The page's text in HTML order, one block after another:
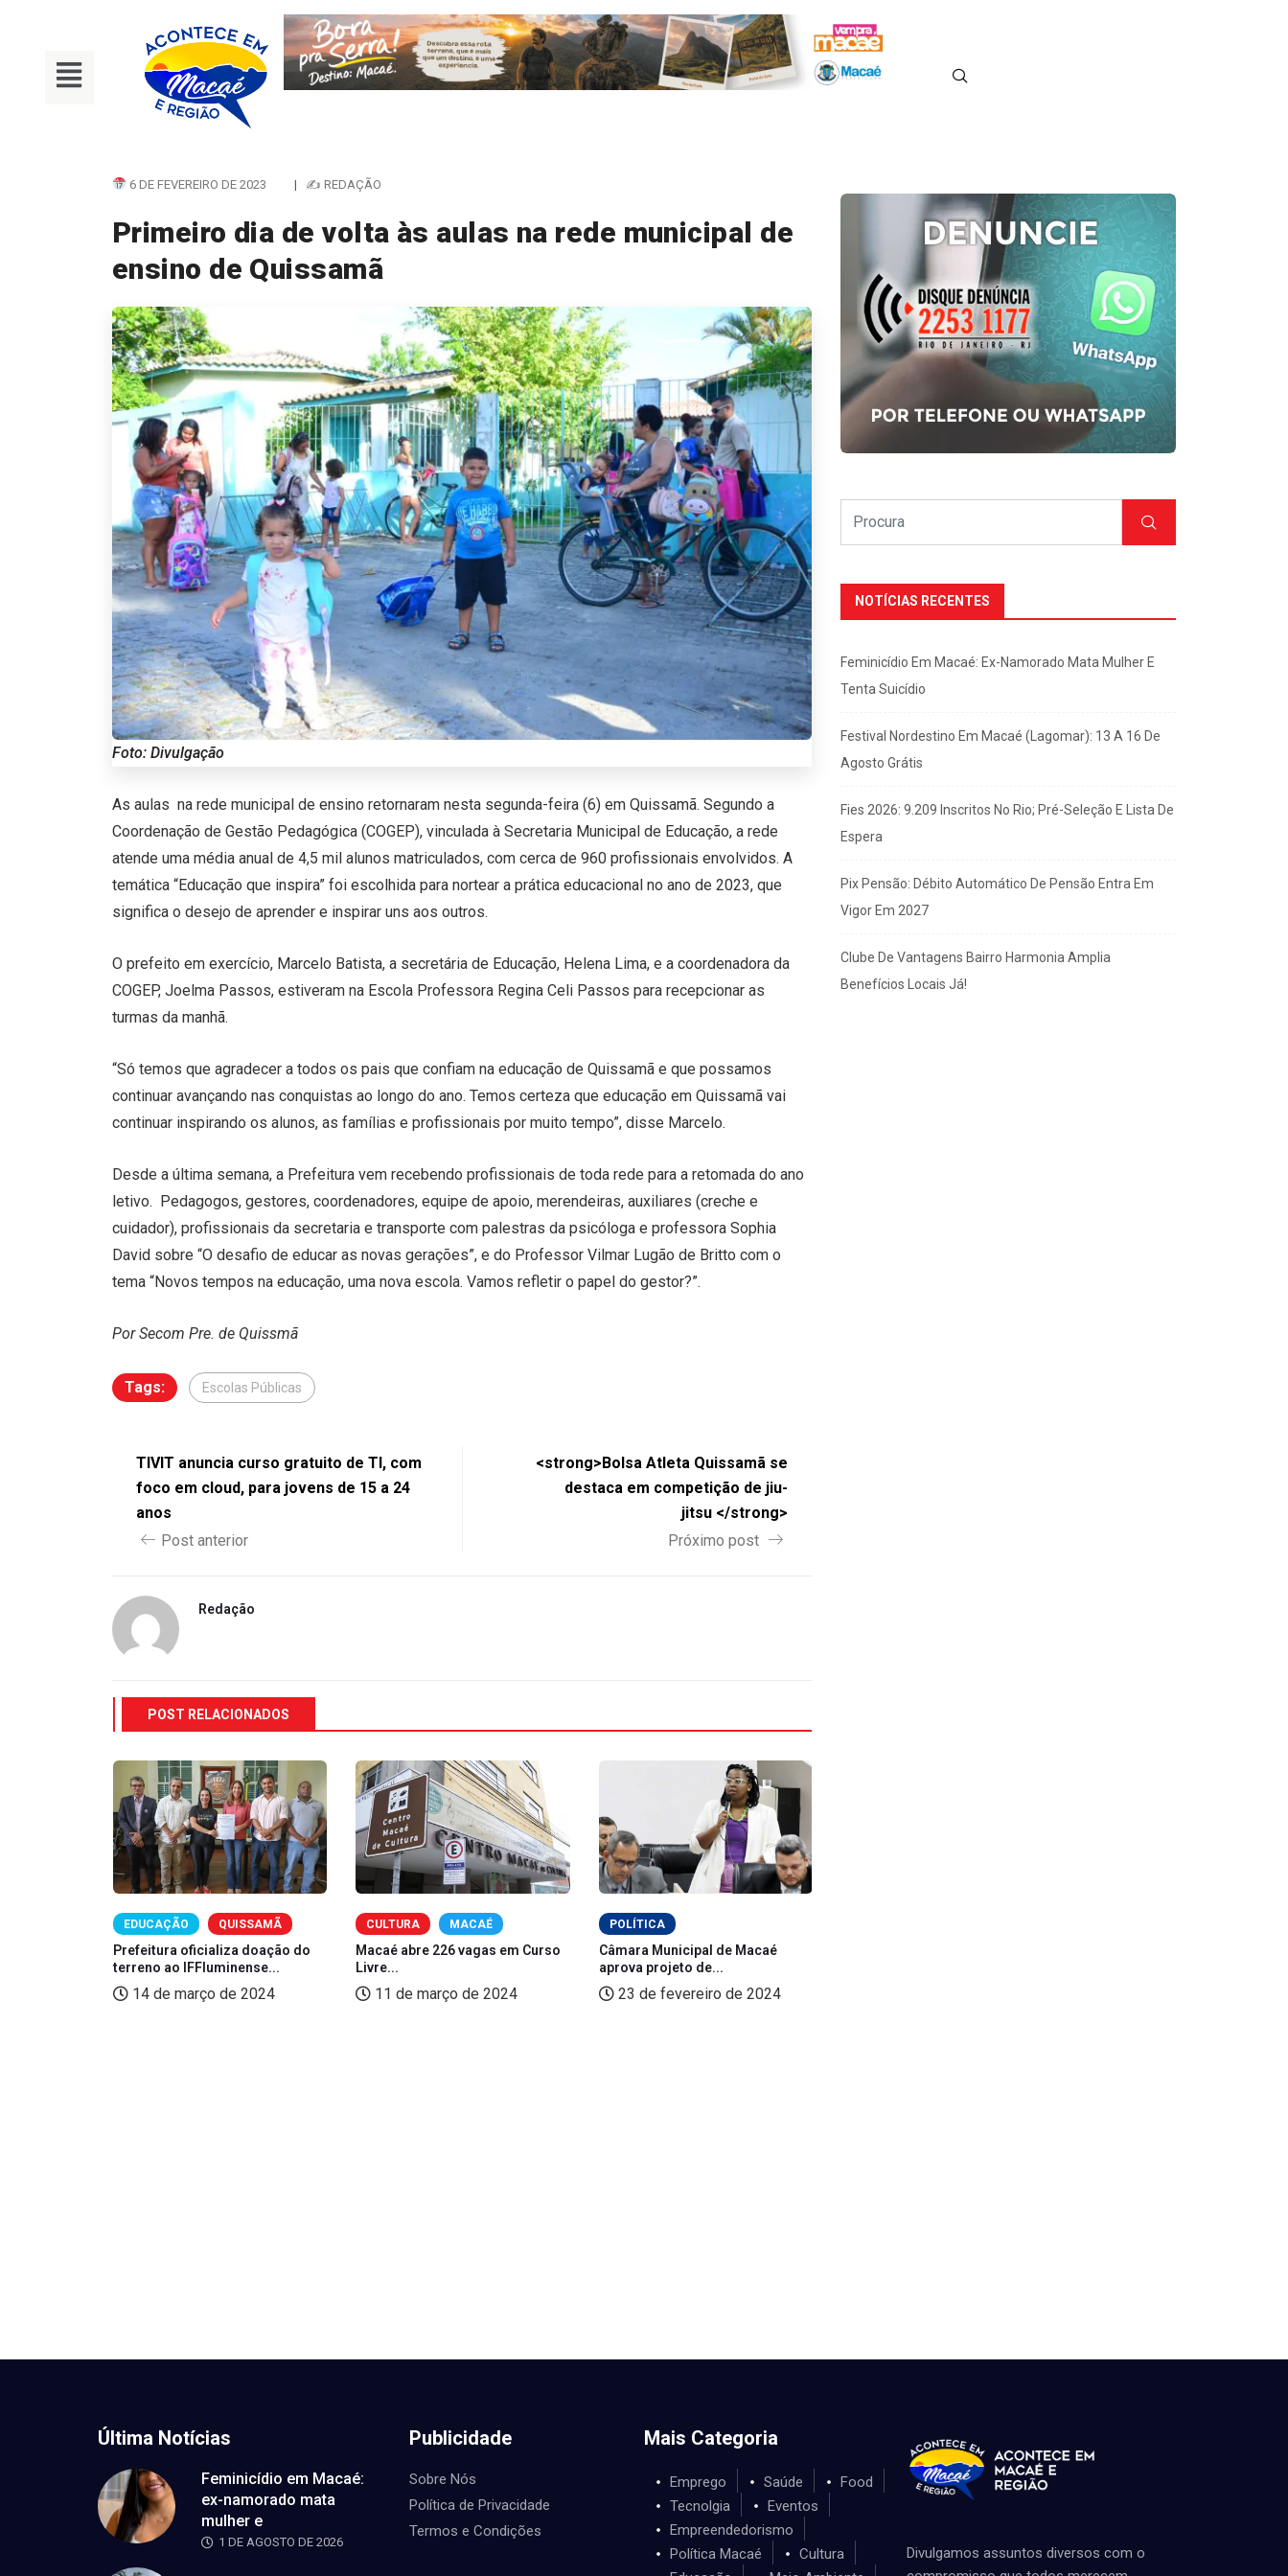
6 DE FEVEREIRO DE 2023 | ✍ REDAÇÃO
Primeiro dia de volta às aulas na rede municipal de
ensino de Quissamã
Foto: Divulgação
As aulas na rede municipal de ensino retornaram nesta segunda-feira (6) em Quissamã. Segundo a
Coordenação de Gestão Pedagógica (COGEP), vinculada à Secretaria Municipal de Educação, a rede
atende uma média anual de 4,5 mil alunos matriculados, com cerca de 960 profissionais envolvidos. A
temática “Educação que inspira” foi escolhida para nortear a prática educacional no ano de 2023, que
significa o desejo de aprender e inspirar uns aos outros.
O prefeito em exercício, Marcelo Batista, a secretária de Educação, Helena Lima, e a coordenadora da
COGEP, Joelma Passos, estiveram na Escola Professora Regina Celi Passos para recepcionar as
turmas da manhã.
“Só temos que agradecer a todos os pais que confiam na educação de Quissamã e que possamos
continuar avançando nas conquistas ao longo do ano. Temos certeza que educação em Quissamã vai
continuar inspirando os alunos, as famílias e profissionais por muito tempo”, disse Marcelo.
Desde a última semana, a Prefeitura vem recebendo profissionais de toda rede para a retomada do ano
letivo. Pedagogos, gestores, coordenadores, equipe de apoio, merendeiras, auxiliares (creche e
cuidador), profissionais da secretaria e transporte com palestras da psicóloga e professora Sophia
David sobre “O desafio de educar as novas gerações”, e do Professor Vilmar Lugão de Britto com o
tema “Novos tempos na educação, uma nova escola. Vamos refletir o papel do gestor?”.
Por Secom Pre. de Quissmã
Tags: Escolas Públicas
TIVIT anuncia curso gratuito de TI, com
foco em cloud, para jovens de 15 a 24
anos
Post anterior
<strong>Bolsa Atleta Quissamã se
destaca em competição de jiu-
jitsu </strong>
Próximo post
Redação
POST RELACIONADOS
EDUCAÇÃO QUISSAMÃ
Prefeitura oficializa doação do
terreno ao IFFluminense...
14 de março de 2024
CULTURA MACAÉ
Macaé abre 226 vagas em Curso
Livre...
11 de março de 2024
POLÍTICA
Câmara Municipal de Macaé
aprova projeto de...
23 de fevereiro de 2024
NOTÍCIAS RECENTES
Feminicídio Em Macaé: Ex-Namorado Mata Mulher E
Tenta Suicídio
Festival Nordestino Em Macaé (Lagomar): 13 A 16 De
Agosto Grátis
Fies 2026: 9.209 Inscritos No Rio; Pré-Seleção E Lista De
Espera
Pix Pensão: Débito Automático De Pensão Entra Em
Vigor Em 2027
Clube De Vantagens Bairro Harmonia Amplia
Benefícios Locais Já!
Última Notícias
Feminicídio em Macaé:
ex-namorado mata
mulher e
1 DE AGOSTO DE 2026
Publicidade
Sobre Nós
Política de Privacidade
Termos e Condições
Mais Categoria
Emprego Saúde
Food
Tecnolgia
Eventos
Empreendedorismo
Política Macaé
Cultura
Divulgamos assuntos diversos com o